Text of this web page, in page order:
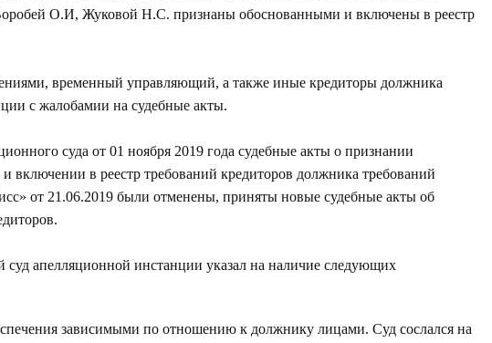
О.И, Жуковой Н.С. признаны обоснованными и включены в реестр
временный управляющий, а также иные кредиторы должника
с жалобамии на судебные акты.
суда от 01 ноября 2019 года судебные акты о признании
включении в реестр требований кредиторов должника требований
от 21.06.2019 были отменены, приняты новые судебные акты об
суд апелляционной инстанции указал на наличие следующих
зависимыми по отношению к должнику лицами. Суд сослался на